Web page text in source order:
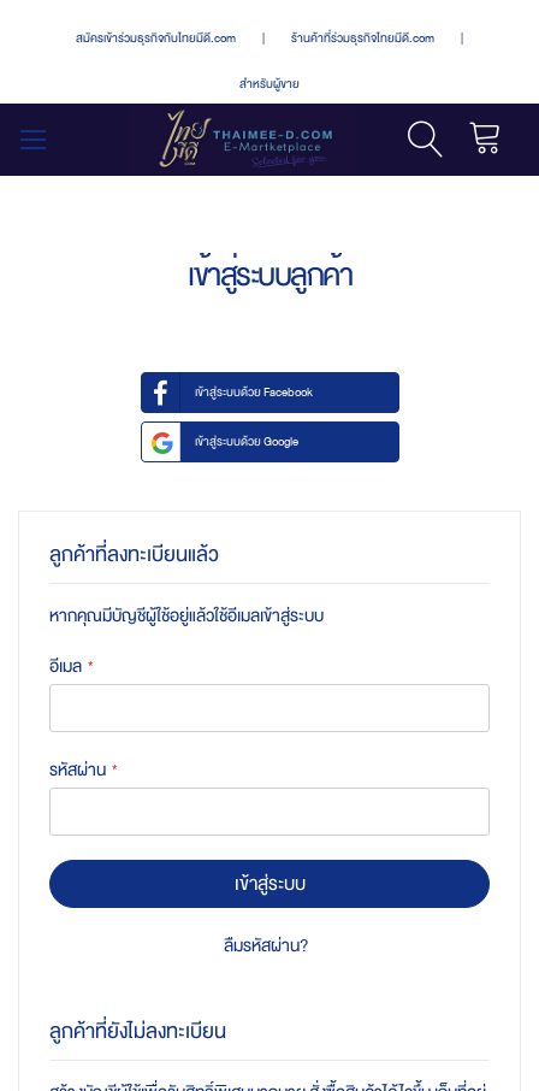
สมัครเข้าร่วมธุรกิจกับไทยมีดี.com | ร้านค้าที่ร่วมธุรกิจไทยมีดี.com |
สำหรับผู้ขาย
เข้าสู่ระบบลูกค้า
เข้าสู่ระบบด้วย Facebook
เข้าสู่ระบบด้วย Google
ลูกค้าที่ลงทะเบียนแล้ว
หากคุณมีบัญชีผู้ใช้อยู่แล้วใช้อีเมลเข้าสู่ระบบ
อีเมล
รหัสผ่าน
เข้าสู่ระบบ
ลืมรหัสผ่าน?
ลูกค้าที่ยังไม่ลงทะเบียน